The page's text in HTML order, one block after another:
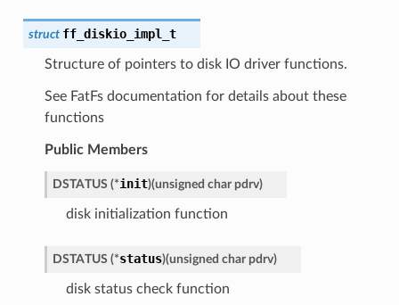
struct ff_diskio_impl_t
Structure of pointers to disk IO driver functions.
See FatFs documentation for details about these
functions
Public Members
DSTATUS (*init)(unsigned char pdrv)
disk initialization function
DSTATUS (*status)(unsigned char pdrv)
disk status check function